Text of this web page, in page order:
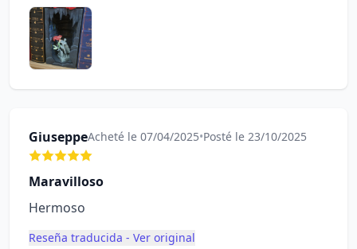
GiuseppeAcheté le 07/04/2025•Posté le 23/10/2025
Maravilloso
Hermoso
Reseña traducida - Ver original